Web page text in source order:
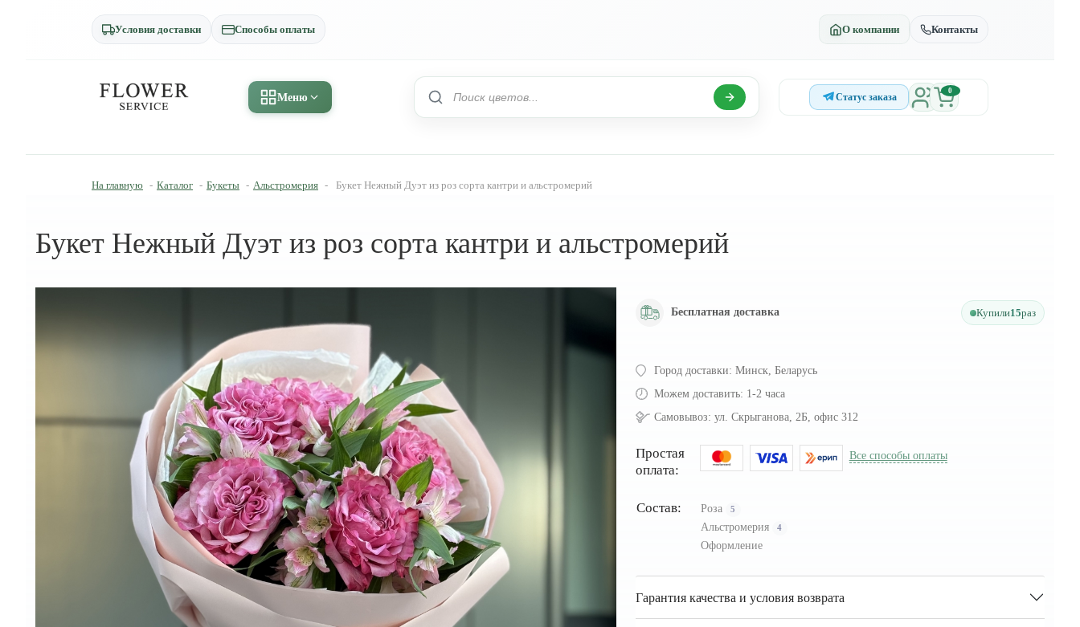
Условия доставки Способы оплаты О компании Контакты
Меню Статус заказа
0
На главную - Каталог - Букеты - Альстромерия - Букет Нежный Дуэт из роз сорта кантри и альстромерий
Букет Нежный Дуэт из роз сорта кантри и альстромерий
Бесплатная доставка Купили15раз
Город доставки: Минск, Беларусь
Можем доставить: 1-2 часа
Самовывоз: ул. Скрыганова, 2Б, офис 312
Простая
оплата:
Все способы оплаты
Состав: Роза 5
Альстромерия 4
Оформление
Гарантия качества и условия возврата